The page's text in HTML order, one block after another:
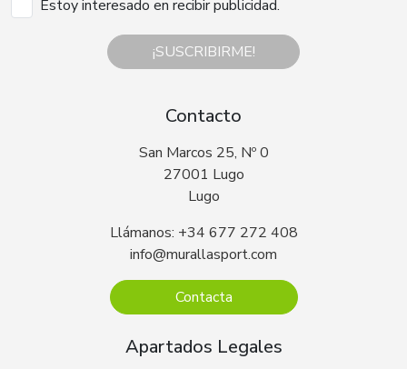
Estoy interesado en recibir publicidad.
¡SUSCRIBIRME!
Contacto
San Marcos 25, Nº 0
27001 Lugo
Lugo
Llámanos: +34 677 272 408
info@murallasport.com
Contacta
Apartados Legales